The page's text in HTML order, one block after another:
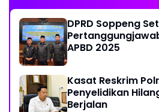
DPRD Soppeng
APBD 2025
Kasat Reskrim
Penyelidikan
Berjalan